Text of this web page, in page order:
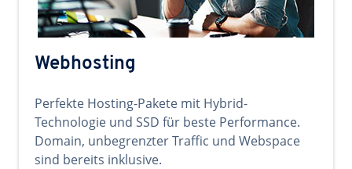
Webhosting
Perfekte Hosting-Pakete mit Hybrid-
Technologie und SSD für beste Performance.
Domain, unbegrenzter Traffic und Webspace
sind bereits inklusive.